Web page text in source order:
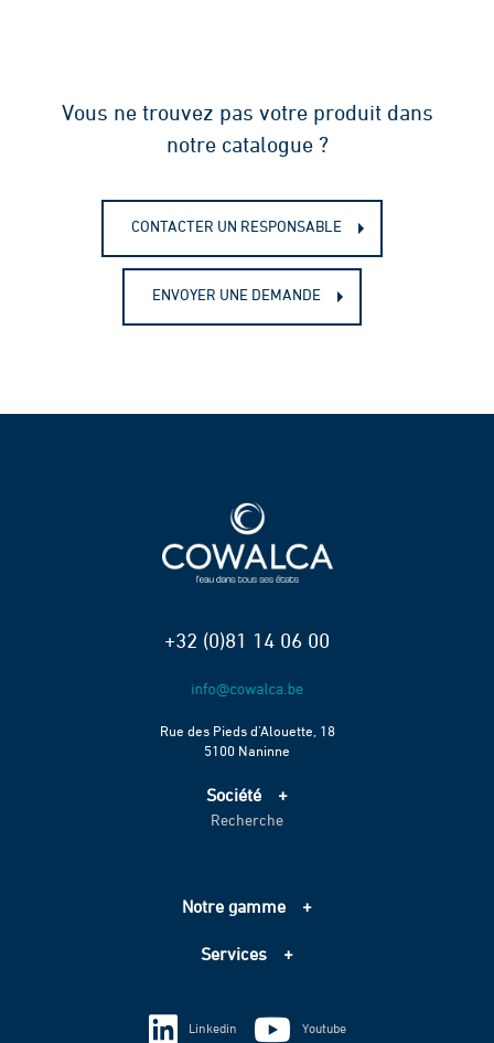
Vous ne trouvez pas votre produit dans
notre catalogue ?
CONTACTER UN RESPONSABLE
ENVOYER UNE DEMANDE
+32 (0)81 14 06 00
Rue des Pieds d’Alouette, 18
5100 Naninne
Société
Accueil
Échelle de performance CO2
Recherche
Notre gamme
Assainissement
Techniques spéciales
Services
Information sur les cookies
Linkedin Youtube